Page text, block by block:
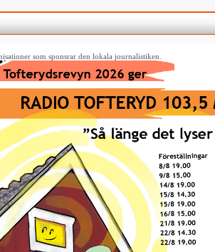
som sponsrar den lokala journalistiken.